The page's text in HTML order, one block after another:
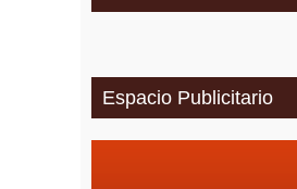
Espacio Publicitario